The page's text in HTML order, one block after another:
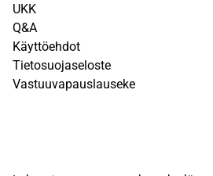
UKK
Q&A
Käyttöehdot
Tietosuojaseloste
Vastuuvapauslauseke